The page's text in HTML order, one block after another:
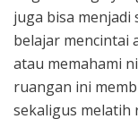
juga bisa menjadi
belajar mencintai
atau memahami
ruangan ini
sekaligus melatih